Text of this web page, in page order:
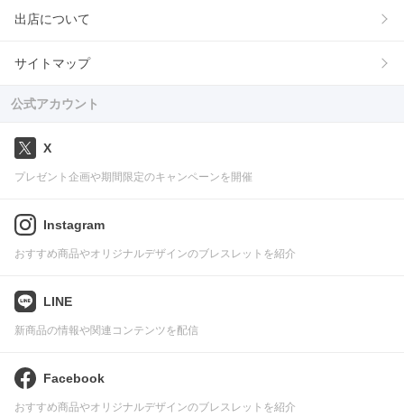
出店について
サイトマップ
公式アカウント
X
プレゼント企画や期間限定のキャンペーンを開催
Instagram
おすすめ商品やオリジナルデザインのブレスレットを紹介
LINE
新商品の情報や関連コンテンツを配信
Facebook
おすすめ商品やオリジナルデザインのブレスレットを紹介